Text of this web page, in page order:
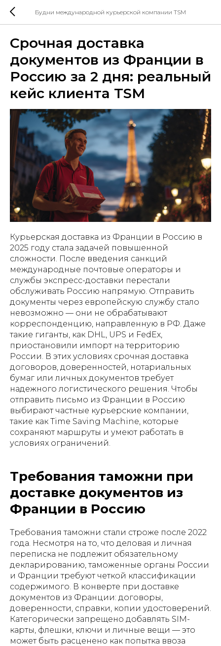
Будни международной курьерской компании TSM
Срочная доставка
документов из Франции в
Россию за 2 дня: реальный
кейс клиента TSM
Курьерская доставка из Франции в Россию в
2025 году стала задачей повышенной
сложности. После введения санкций
международные почтовые операторы и
службы экспресс-доставки перестали
обслуживать Россию напрямую. Отправить
документы через европейскую службу стало
невозможно — они не обрабатывают
корреспонденцию, направленную в РФ. Даже
такие гиганты, как DHL, UPS и FedEx,
приостановили импорт на территорию
России. В этих условиях срочная доставка
договоров, доверенностей, нотариальных
бумаг или личных документов требует
надежного логистического решения. Чтобы
отправить письмо из Франции в Россию
выбирают частные курьерские компании,
такие как Time Saving Machine, которые
сохраняют маршруты и умеют работать в
условиях ограничений.
Требования таможни при
доставке документов из
Франции в Россию
Требования таможни стали строже после 2022
года. Несмотря на то, что деловая и личная
переписка не подлежит обязательному
декларированию, таможенные органы России
и Франции требуют четкой классификации
содержимого. В конверте при доставке
документов из Франции: договоры,
доверенности, справки, копии удостоверений.
Категорически запрещено добавлять SIM-
карты, флешки, ключи и личные вещи — это
может быть расценено как попытка ввоза